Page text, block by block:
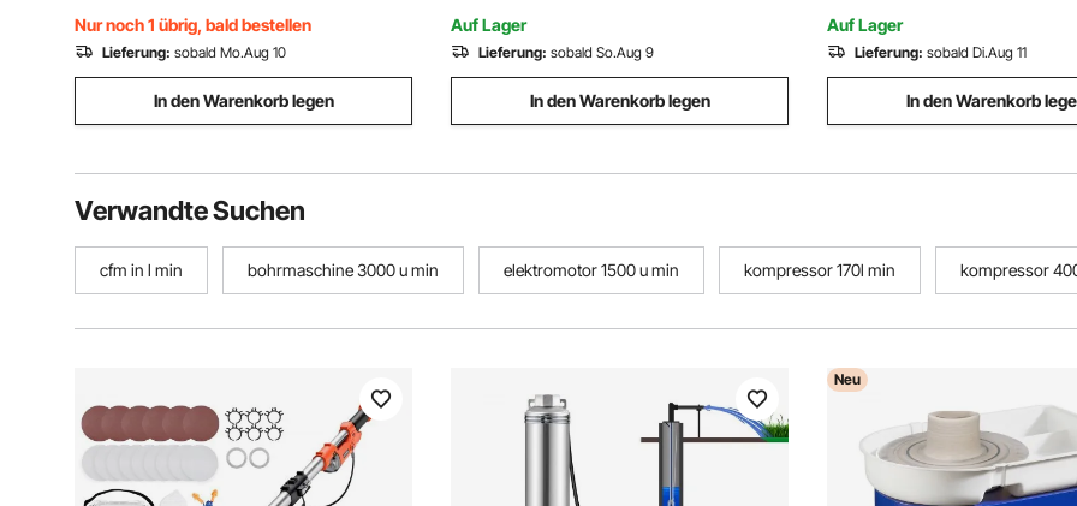
Geschlossenmodus, für Aufstellpools
Nur noch 1 übrig, bald bestellen
Lieferung: sobald Mo.Aug 10
In den Warenkorb legen
Auf Lager
Lieferung: sobald So.Aug 9
In den Warenkorb legen
Schutzbrille
Auf Lager
Lieferung: sobald Di.Aug 11
In den Warenkorb
Verwandte Suchen
cfm in l min bohrmaschine 3000 u min elektromotor 1500 u min kompressor 170l min kompressor
Neu